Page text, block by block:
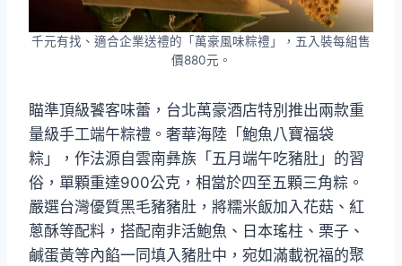
千元有找、適合企業送禮的「萬豪風味粽禮」，五入裝每組售
價880元。
瞄準頂級饕客味蕾，台北萬豪酒店特別推出兩款重
量級手工端午粽禮。奢華海陸「鮑魚八寶福袋
粽」，作法源自雲南彝族「五月端午吃豬肚」的習
俗，單顆重達900公克，相當於四至五顆三角粽。
嚴選台灣優質黑毛豬豬肚，將糯米飯加入花菇、紅
蔥酥等配料，搭配南非活鮑魚、日本瑤柱、栗子、
鹹蛋黃等內餡一同填入豬肚中，宛如滿載祝福的聚